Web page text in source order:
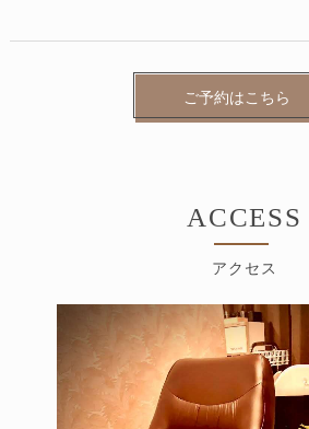
ご予約はこちら
アクセス
ACCESS